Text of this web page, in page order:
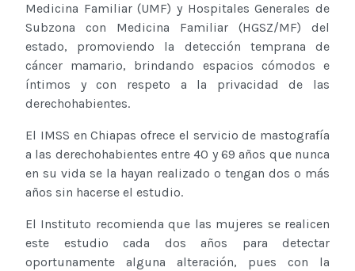
Medicina Familiar (UMF) y Hospitales Generales de
Subzona con Medicina Familiar (HGSZ/MF) del
estado, promoviendo la detección temprana de
cáncer mamario, brindando espacios cómodos e
íntimos y con respeto a la privacidad de las
derechohabientes.
El IMSS en Chiapas ofrece el servicio de mastografía
a las derechohabientes entre 40 y 69 años que nunca
en su vida se la hayan realizado o tengan dos o más
años sin hacerse el estudio.
El Instituto recomienda que las mujeres se realicen
este estudio cada dos años para detectar
oportunamente alguna alteración, pues con la